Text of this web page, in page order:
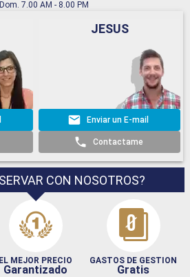
7.00 AM - 8.00 PM
JESUS
Enviar un E-mail
Contactame
CON NOSOTROS?
EL MEJOR PRECIO
Garantizado
GASTOS DE GESTION
Gratis